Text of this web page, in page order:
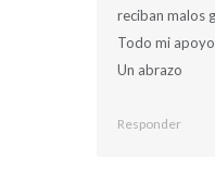
reciban malos
Todo mi
Un abrazo
Responder